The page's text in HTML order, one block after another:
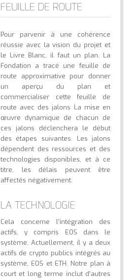
FEUILLE DE ROUTE
Pour parvenir à une cohérence
réussie avec la vision du projet et
le Livre Blanc, il faut un plan. La
Fondation a tracé une feuille de
route approximative pour donner
un aperçu du plan et
commercialiser cette feuille de
route avec des jalons La mise en
œuvre dynamique de chacun de
ces jalons déclenchera le début
des étapes suivantes. Les jalons
dépendent des ressources et des
technologies disponibles, et à ce
titre, les délais peuvent être
affectés négativement.
LA TECHNOLOGIE
Cela concerne l’intégration des
actifs, y compris EOS dans le
système. Actuellement, il y a deux
actifs de crypto publics intégrés au
système, EOS et ETH. Notre plan à
court et long terme inclut d’autres